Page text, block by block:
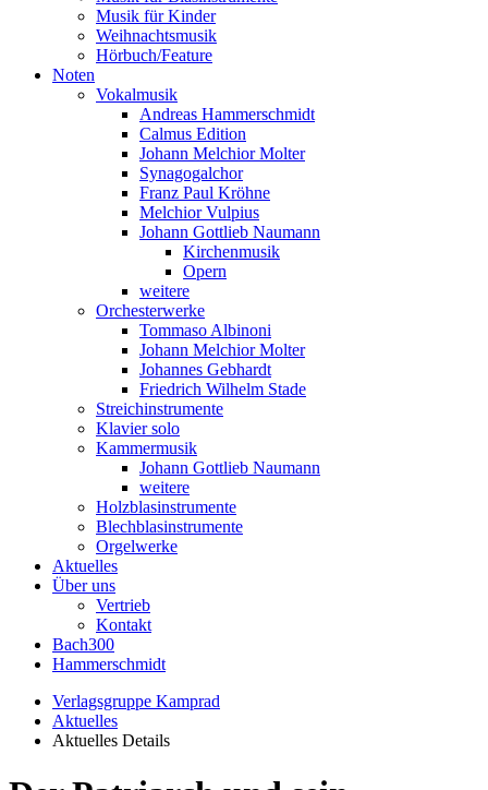
Musik für Kinder
Weihnachtsmusik
Hörbuch/Feature
Noten
Vokalmusik
Andreas Hammerschmidt
Calmus Edition
Johann Melchior Molter
Synagogalchor
Franz Paul Kröhne
Melchior Vulpius
Johann Gottlieb Naumann
Kirchenmusik
Opern
weitere
Orchesterwerke
Tommaso Albinoni
Johann Melchior Molter
Johannes Gebhardt
Friedrich Wilhelm Stade
Streichinstrumente
Klavier solo
Kammermusik
Johann Gottlieb Naumann
weitere
Holzblasinstrumente
Blechblasinstrumente
Orgelwerke
Aktuelles
Über uns
Vertrieb
Kontakt
Bach300
Hammerschmidt
Verlagsgruppe Kamprad
Aktuelles
Aktuelles Details